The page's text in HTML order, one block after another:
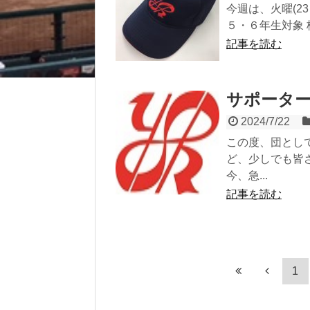
今週は、火曜
５・６年生対象
記事を読む
サポータ
2024/7/22
この度、団とし
ど、少しでも皆
今、急...
記事を読む
1